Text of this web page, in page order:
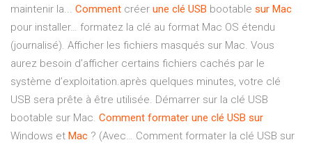
maintenir la... Comment créer une clé USB bootable sur Mac
pour installer… formatez la clé au format Mac OS étendu
(journalisé). Afficher les fichiers masqués sur Mac. Vous
aurez besoin d’afficher certains fichiers cachés par le
système d’exploitation.après quelques minutes, votre clé
USB sera prête à être utilisée. Démarrer sur la clé USB
bootable sur Mac. Comment formater une clé USB sur
Windows et Mac ? (Avec… Comment formater la clé USB sur